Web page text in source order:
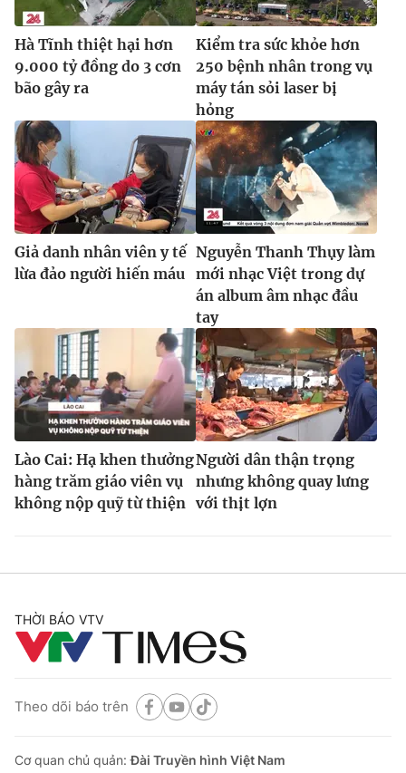
Ðiện thoại Thời báo VTV:024.66 897 897
Email:toasoan@vtv.vn
Liên hệ quảng cáo:024-7300.7108
® Cấm sao chép dưới mọi hình thức nếu không có sự chấp
thuận bằng văn bản. Ghi rõ nguồn VTV.vn khi phát hành lại
thông tin từ website này.
Hà Tĩnh thiệt hại hơn
9.000 tỷ đồng do 3 cơn
bão gây ra
Kiểm tra sức khỏe hơn
250 bệnh nhân trong vụ
máy tán sỏi laser bị
hỏng
Giả danh nhân viên y tế
lừa đảo người hiến máu
Nguyễn Thanh Thụy làm
mới nhạc Việt trong dự
án album âm nhạc đầu
tay
Lào Cai: Hạ khen thưởng
hàng trăm giáo viên vụ
không nộp quỹ từ thiện
Người dân thận trọng
nhưng không quay lưng
với thịt lợn
THỜI BÁO VTV
Theo dõi báo trên
Cơ quan chủ quản:Đài Truyền hình Việt Nam